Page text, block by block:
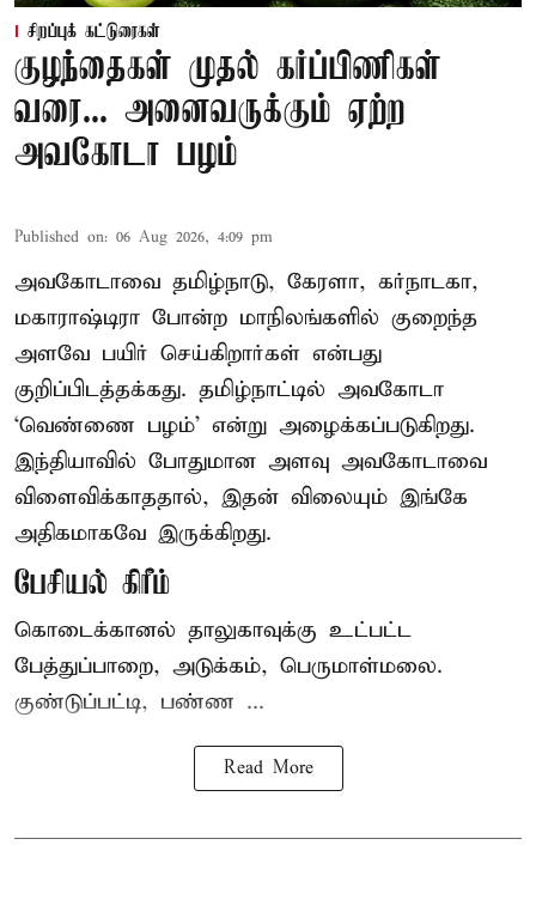
சிறப்புக் கட்டுரைகள்
குழந்தைகள் முதல் கர்ப்பிணிகள்
வரை... அனைவருக்கும் ஏற்ற
அவகோடா பழம்
Published on: 06 Aug 2026, 4:09 pm
அவகோடாவை தமிழ்நாடு, கேரளா, கர்நாடகா,
மகாராஷ்டிரா போன்ற மாநிலங்களில் குறைந்த
அளவே பயிர் செய்கிறார்கள் என்பது
குறிப்பிடத்தக்கது. தமிழ்நாட்டில் அவகோடா
‘வெண்ணை பழம்’ என்று அழைக்கப்படுகிறது.
இந்தியாவில் போதுமான அளவு அவகோடாவை
விளைவிக்காததால், இதன் விலையும் இங்கே
அதிகமாகவே இருக்கிறது.
பேசியல் கிரீம்
கொடைக்கானல் தாலுகாவுக்கு உட்பட்ட
பேத்துப்பாறை, அடுக்கம், பெருமாள்மலை.
குண்டுப்பட்டி, பண்ண ...
Read More